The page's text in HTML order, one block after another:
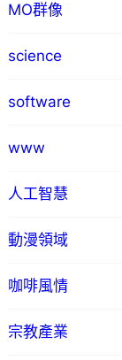
MO群像
science
software
www
人工智慧
動漫領域
咖啡風情
宗教產業